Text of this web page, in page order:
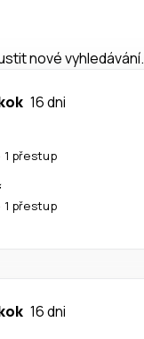
nové vyhledávání.
16 dni
1 přestup
1 přestup
16 dni